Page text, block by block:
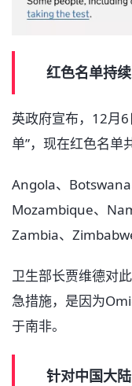
红色名单持
英政府宣布，12月
单”，现在红色名单
Angola、
Mozambique、
Zambia、
卫生部长贾维德对
急措施，是因为
于南非。
针对中国大